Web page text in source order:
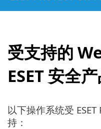
受支持的
ESET 安全
以下操作系统受 ESET
持：